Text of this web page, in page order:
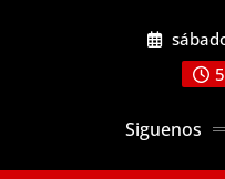
Siguenos